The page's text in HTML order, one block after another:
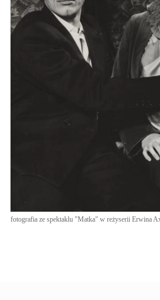
fotografia ze spektaklu "Matka" w reżyserii Erwina